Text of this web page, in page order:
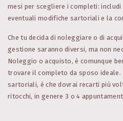
mesi per scegliere i completi:
eventuali modifiche sartoriali e la
Che tu decida di noleggiare o di
gestione saranno diversi, ma non
Noleggio o acquisto, è comunque
trovare il completo da sposo ideale.
sartoriali, è che dovrai recarti più
ritocchi, in genere 3 o 4